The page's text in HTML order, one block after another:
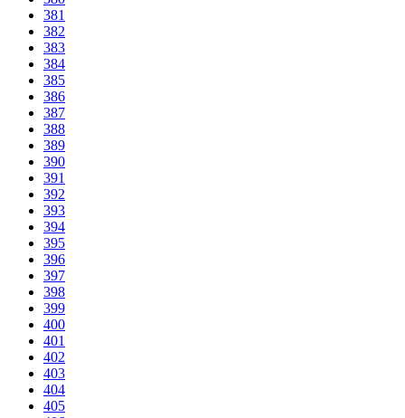
381
382
383
384
385
386
387
388
389
390
391
392
393
394
395
396
397
398
399
400
401
402
403
404
405